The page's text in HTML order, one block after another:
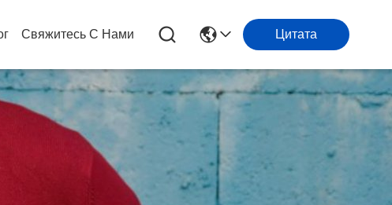
Свяжитесь С Нами Цитата